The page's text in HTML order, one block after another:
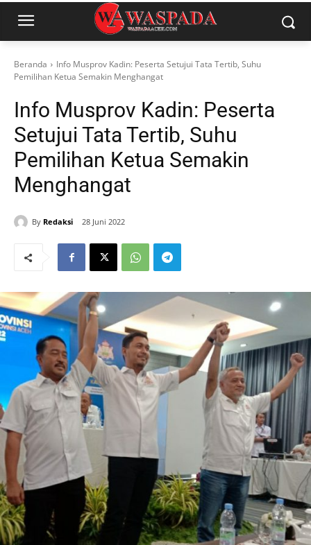
Beranda
Info Musprov Kadin: Peserta Setujui Tata Tertib, Suhu
Pemilihan Ketua Semakin Menghangat
Info Musprov Kadin: Peserta
Setujui Tata Tertib, Suhu
Pemilihan Ketua Semakin
Menghangat
By Redaksi 28 Juni 2022